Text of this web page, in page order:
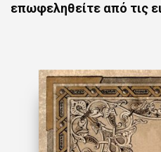
επωφεληθείτε από τις